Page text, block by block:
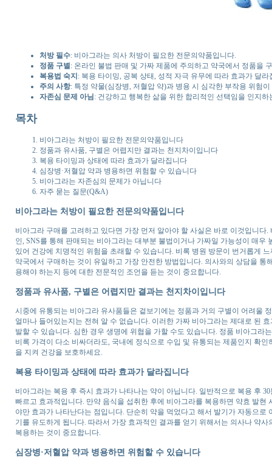
처방 필수: 비아그라는 의사 처방이 필요한 전문의약품입니다.
정품 구별: 온라인 불법 판매 및 가짜 제품에 주의하고 약국에서 정품을
복용법 숙지: 복용 타이밍, 공복 상태, 성적 자극 유무에 따라 효과가 달라
주의 사항: 특정 약물(심장병, 저혈압 약)과 병용 시 심각한 부작용 위험
자존심 문제 아님: 건강하고 행복한 삶을 위한 합리적인 선택임을 인지하
목차
비아그라는 처방이 필요한 전문의약품입니다
정품과 유사품, 구별은 어렵지만 결과는 천지차이입니다
복용 타이밍과 상태에 따라 효과가 달라집니다
심장병·저혈압 약과 병용하면 위험할 수 있습니다
비아그라는 자존심의 문제가 아닙니다
자주 묻는 질문(Q&A)
비아그라는 처방이 필요한 전문의약품입니다
비아그라 구매를 고려하고 있다면 가장 먼저 알아야 할 사실은 바로 이것입니
인, SNS를 통해 판매되는 비아그라는 대부분 불법이거나 가짜일 가능성이 매
있어 건강에 치명적인 위험을 초래할 수 있습니다. 비록 병원 방문이 번거롭게
약국에서 구매하는 것이 유일하고 가장 안전한 방법입니다. 의사와의 상담을
용해야 하는지 등에 대한 전문적인 조언을 듣는 것이 중요합니다.
정품과 유사품, 구별은 어렵지만 결과는 천지차이입니다
시중에 유통되는 비아그라 유사품들은 겉보기에는 정품과 거의 구별이 어려울
얼마나 들어있는지는 전혀 알 수 없습니다. 이러한 가짜 비아그라는 제대로 된
발할 수 있습니다. 심한 경우 생명에 위협을 가할 수도 있습니다. 정품 비아그
비록 가격이 다소 비싸더라도, 국내에 정식으로 수입 및 유통되는 제품인지 확
을 지켜 건강을 보호하세요.
복용 타이밍과 상태에 따라 효과가 달라집니다
비아그라는 복용 후 즉시 효과가 나타나는 약이 아닙니다. 일반적으로 복용 후
빠르고 효과적입니다. 만약 음식을 섭취한 후에 비아그라를 복용하면 약효 발
야만 효과가 나타난다는 점입니다. 단순히 약을 먹었다고 해서 발기가 자동으
기를 유도하게 됩니다. 따라서 가장 효과적인 결과를 얻기 위해서는 의사나 약
복용하는 것이 중요합니다.
심장병·저혈압 약과 병용하면 위험할 수 있습니다